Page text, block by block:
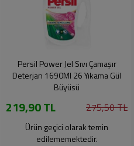
Persil Power Jel Sıvı Çamaşır
Deterjan 1690Ml 26 Yıkama Gül
Büyüsü
219,90 TL 275,50 TL
Ürün geçici olarak temin
edilememektedir.